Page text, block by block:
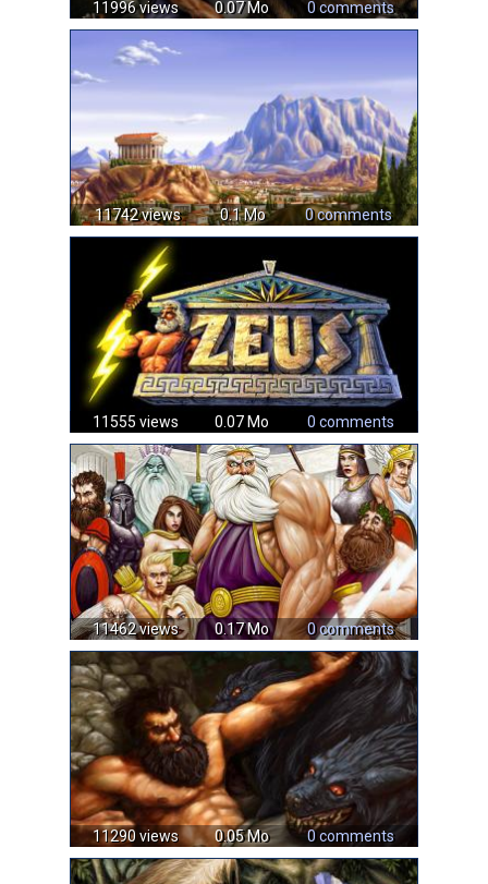
11996 views 0.07 Mo 0 comments
11742 views 0.1 Mo 0 comments
11555 views 0.07 Mo 0 comments
11462 views 0.17 Mo 0 comments
11290 views 0.05 Mo 0 comments